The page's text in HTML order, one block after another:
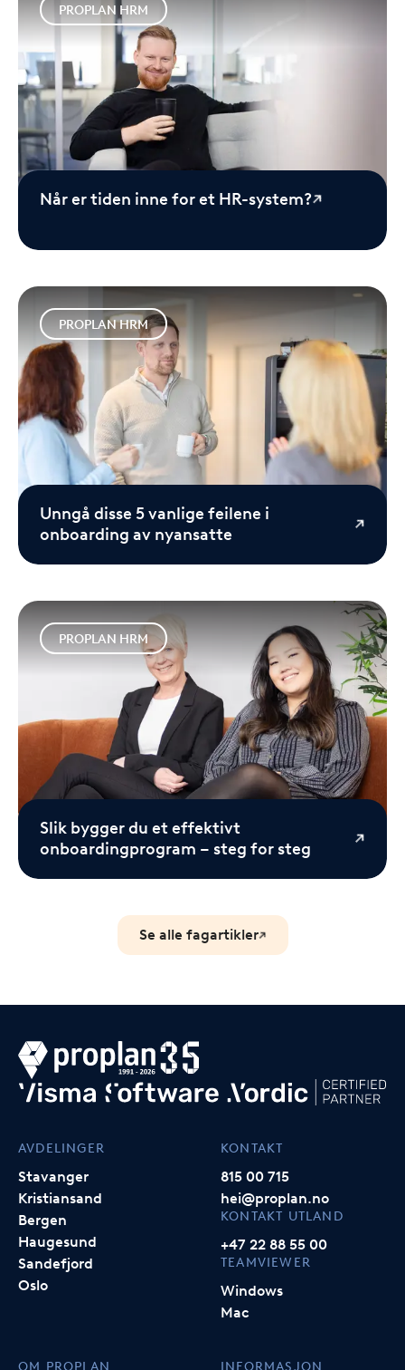
PROPLAN HRM
Når er tiden inne for et HR-system?
PROPLAN HRM
Unngå disse 5 vanlige feilene i
onboarding av nyansatte
PROPLAN HRM
Slik bygger du et effektivt
onboardingprogram – steg for steg
Se alle fagartikler
AVDELINGER
Stavanger
Kristiansand
Bergen
Haugesund
Sandefjord
Oslo
KONTAKT
815 00 715
hei@proplan.no
KONTAKT UTLAND
+47 22 88 55 00
TEAMVIEWER
Windows
Mac
OM PROPLAN INFORMASJON